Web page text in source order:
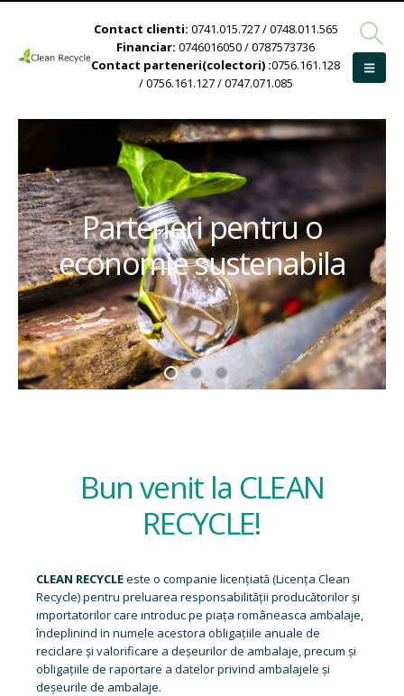
Contact clienti: 0741.015.727 / 0748.011.565
Financiar: 0746016050 / 0787573736
Contact parteneri(colectori) :0756.161.128
/ 0756.161.127 / 0747.071.085
Parteneri pentru o
economie sustenabila
Bun venit la CLEAN
RECYCLE!
CLEAN RECYCLEeste o companie licențiată (Licența Clean
Recycle) pentru preluarea responsabilității producătorilor și
importatorilor care introduc pe piața româneasca ambalaje,
îndeplinind in numele acestora obligațiile anuale de
reciclare și valorificare a deșeurilor de ambalaje, precum și
obligațiile de raportare a datelor privind ambalajele și
deșeurile de ambalaje.